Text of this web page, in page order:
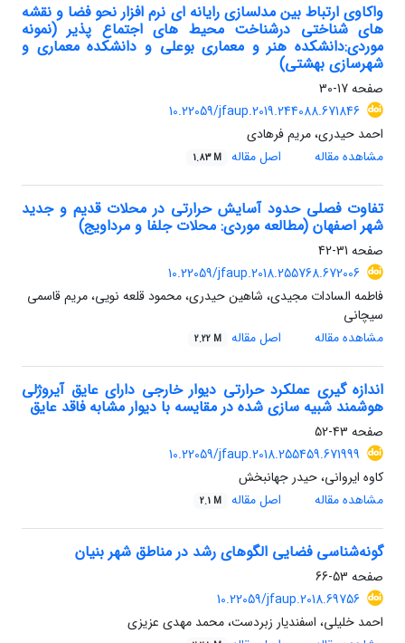
واکاوی ارتباط بین مدلسازی رایانه ای نرم افزار نحو فضا و نقشه
های شناختی درشناخت محیط های اجتماع پذیر (نمونه
موردی:دانشکده هنر و معماری بوعلی و دانشکده معماری و
شهرسازی بهشتی)
صفحه17-30
10.22059/jfaup.2019.244088.671846
احمد حیدری، مریم فرهادی
مشاهده مقاله
اصل مقاله 1.83 M
تفاوت فصلی حدود آسایش حرارتی در محلات قدیم و جدید
شهر اصفهان (مطالعه موردی: محلات جلفا و مرداویج)
صفحه 31-42
10.22059/jfaup.2018.255768.672006
فاطمه السادات مجیدی، شاهین حیدری، محمود قلعه نویی، مریم قاسمی
سیچانی
مشاهده مقاله
اصل مقاله 2.22 M
اندازه گیری عملکرد حرارتی دیوار خارجی دارای عایق آیروژلی
‏هوشمند شبیه سازی شده در مقایسه با دیوار مشابه فاقد عایق ‏
صفحه 43-52
10.22059/jfaup.2018.255459.671999
کاوه ایروانی، حیدر جهانبخش
مشاهده مقاله
اصل مقاله 2.1 M
گونه‌شناسی فضایی الگوهای رشد در مناطق شهر بنیان
صفحه 53-66
10.22059/jfaup.2018.69756
احمد خلیلی، اسفندیار زبردست، محمد مهدی عزیزی